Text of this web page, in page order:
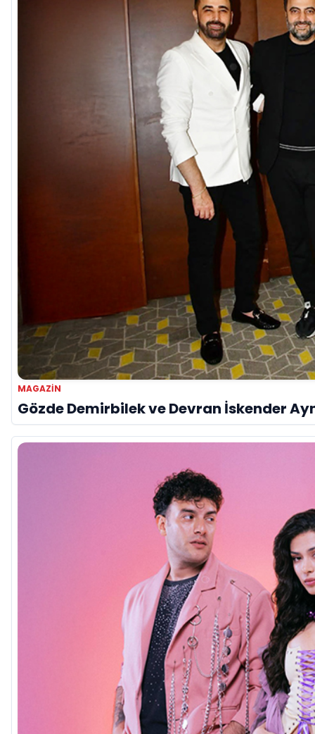
MAGAZIN
Gözde Demirbilek ve Devran İskender